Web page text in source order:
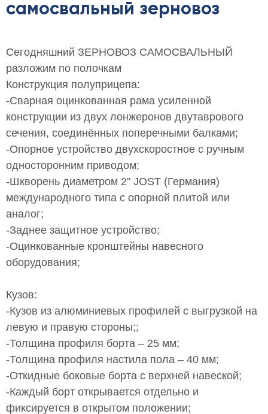
самосвальный зерновоз
Сегодняшний ЗЕРНОВОЗ САМОСВАЛЬНЫЙ
разложим по полочкам
Конструкция полуприцепа:
-Сварная оцинкованная рама усиленной
конструкции из двух лонжеронов двутаврового
сечения, соединённых поперечными балками;
-Опорное устройство двухскоростное с ручным
односторонним приводом;
-Шкворень диаметром 2” JOST (Германия)
международного типа с опорной плитой или
аналог;
-Заднее защитное устройство;
-Оцинкованные кронштейны навесного
оборудования;
Кузов:
-Кузов из алюминиевых профилей с выгрузкой на
левую и правую стороны;;
-Толщина профиля борта – 25 мм;
-Толщина профиля настила пола – 40 мм;
-Откидные боковые борта с верхней навеской;
-Каждый борт открывается отдельно и
фиксируется в открытом положении;